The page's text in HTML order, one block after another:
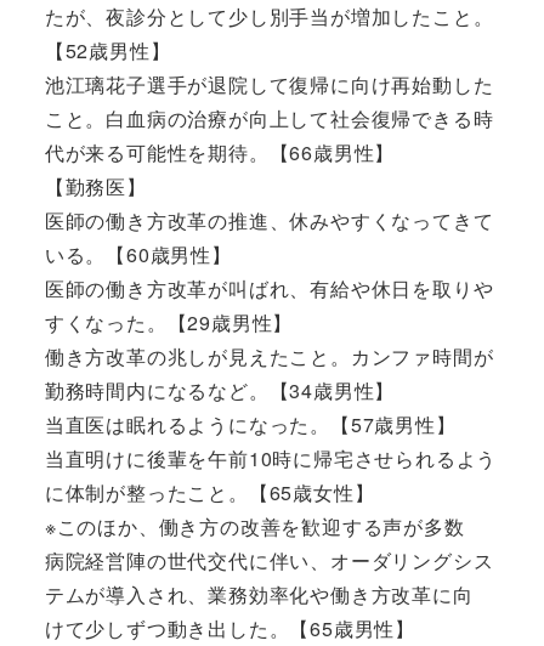
たが、夜診分として少し別手当が増加したこと。
【52歳男性】
池江璃花子選手が退院して復帰に向け再始動した
こと。白血病の治療が向上して社会復帰できる時
代が来る可能性を期待。【66歳男性】
【勤務医】
医師の働き方改革の推進、休みやすくなってきて
いる。【60歳男性】
医師の働き方改革が叫ばれ、有給や休日を取りや
すくなった。【29歳男性】
働き方改革の兆しが見えたこと。カンファ時間が
勤務時間内になるなど。【34歳男性】
当直医は眠れるようになった。【57歳男性】
当直明けに後輩を午前10時に帰宅させられるよう
に体制が整ったこと。【65歳女性】
※このほか、働き方の改善を歓迎する声が多数
病院経営陣の世代交代に伴い、オーダリングシス
テムが導入され、業務効率化や働き方改革に向
けて少しずつ動き出した。【65歳男性】